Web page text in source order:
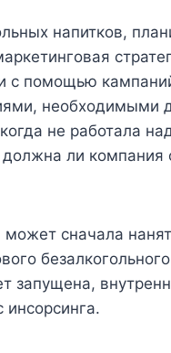
напитков,
с помощью
необходимыми
не работала
ли компания
может сначала
запущена,
инсорсинга.